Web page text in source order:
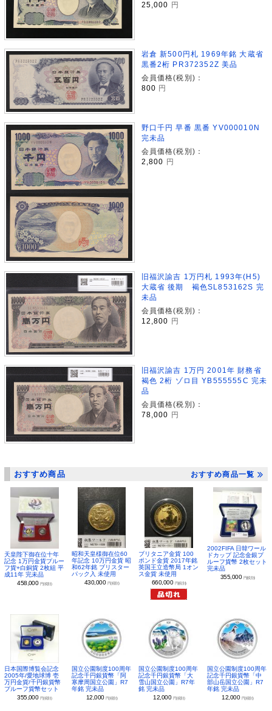
25,000 円
岩倉 新500円札 1969年銘 大蔵省
黒番2桁 PR372352Z 美品
会員価格(税別)：
800 円
野口千円 早番 黒番 YV000010N
完未品
会員価格(税別)：
2,800
円
旧福沢諭吉 1万円札 1993年(H5)
大蔵省 後期 褐色SL853162S 完
未品
会員価格(税別)：
12,800 円
旧福沢諭吉 1万円 2001年 財務省
褐色 2桁 ゾロ目 YB555555C 完未
品
会員価格(税別)：
78,000 円
おすすめ商品 おすすめ商品一覧
天皇陛下御在位十年
記念 1万円金貨プルー
フ貨+白銅貨 2枚組 平
成11年 完未品
458,000 円(税別)
昭和天皇様御在位60
年記念 10万円金貨 昭
和62年銘 ブリスター
パック入 未使用
430,000 円(税別)
ブリタニア金貨 100
ポンド金貨 2017年銘
英国王立造幣局 1オン
ス金貨 未使用
660,000 円(税別)
2002FIFA 日韓ワール
ドカップ 記念金銀プ
ルーフ貨幣 2枚セット
完未品
355,000 円(税別)
日本国際博覧会記念
2005年/愛地球博 壱
万円金貨/千円銀貨幣
プルーフ貨幣セット
355,000 円(税別)
国立公園制度100周年
記念千円銀貨幣「阿
寒摩周国立公園」R7
年銘 完未品
12,000 円(税別)
国立公園制度100周年
記念千円銀貨幣「大
雪山国立公園」R7年
銘 完未品
12,000 円(税別)
国立公園制度100周年
記念千円銀貨幣「中
部山岳国立公園」R7
年銘 完未品
12,000 円(税別)